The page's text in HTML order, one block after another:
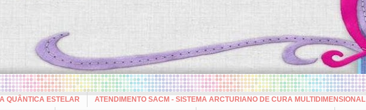
QUÂNTICA ESTELAR
ATENDIMENTO SACM - SISTEMA ARCTURIANO DE CURA MULTIDIMENSIONAL